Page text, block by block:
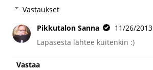
Vastaukset
Pikkutalon Sanna
11/26/2013
Lapasesta lähtee kuitenkin :)
Vastaa